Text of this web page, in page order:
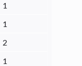
1
1
2
1